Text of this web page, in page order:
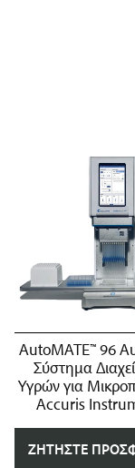
AutoMATE™ 96
Σύστημα
Υγρών για
Accuris
ΖΗΤΉΣΤΕ